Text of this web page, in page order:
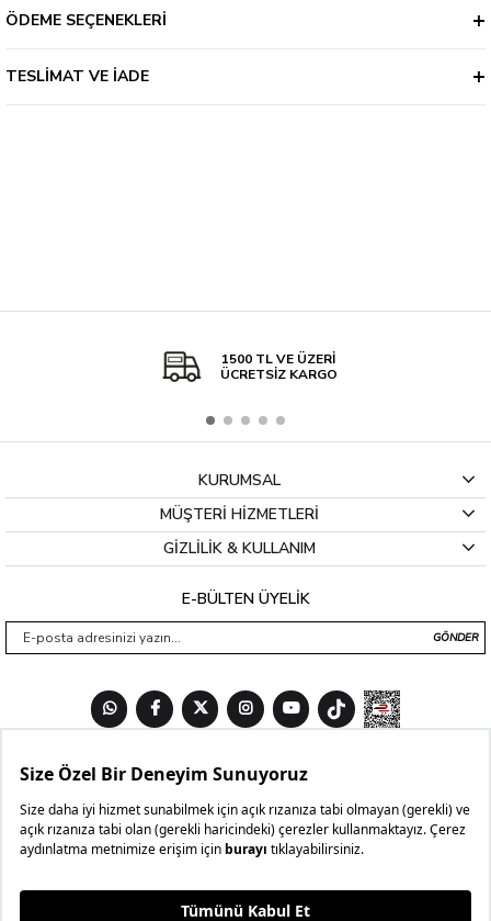
ÖDEME SEÇENEKLERI
TESLIMAT VE İADE
1500 TL VE ÜZERİ
ÜCRETSİZ KARGO
KURUMSAL
MÜŞTERİ HİZMETLERİ
GİZLİLİK & KULLANIM
E-BÜLTEN ÜYELİK
GÖNDER